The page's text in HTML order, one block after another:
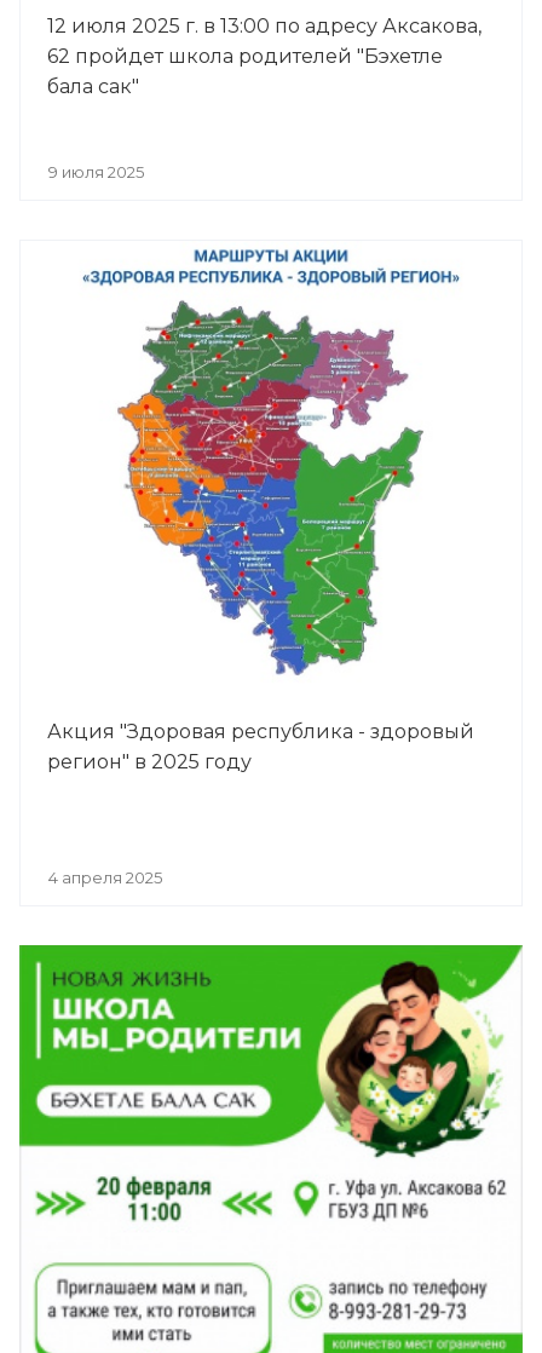
12 июля 2025 г. в 13:00 по адресу Аксакова,
62 пройдет школа родителей "Бэхетле
бала сак"
9 июля 2025
Акция "Здоровая республика - здоровый
регион" в 2025 году
4 апреля 2025